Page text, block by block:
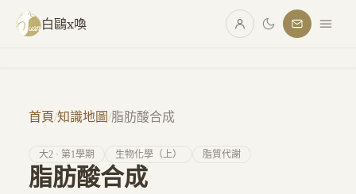
跳至主要內容
白鷗x喚
首頁/知識地圖/脂肪酸合成
大2 · 第1學期 生物化學（上） 脂質代謝
脂肪酸合成